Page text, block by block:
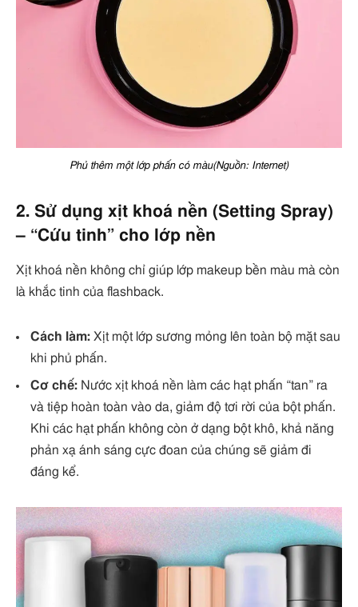
Phủ thêm một lớp phấn có màu(Nguồn: Internet)
2. Sử dụng xịt khoá nền (Setting Spray)
– “Cứu tinh” cho lớp nền
Xịt khoá nền không chỉ giúp lớp makeup bền màu mà còn
là khắc tinh của flashback.
Cách làm: Xịt một lớp sương mỏng lên toàn bộ mặt sau
khi phủ phấn.
Cơ chế: Nước xịt khoá nền làm các hạt phấn “tan” ra
và tiệp hoàn toàn vào da, giảm độ tơi rời của bột phấn.
Khi các hạt phấn không còn ở dạng bột khô, khả năng
phản xạ ánh sáng cực đoan của chúng sẽ giảm đi
đáng kể.